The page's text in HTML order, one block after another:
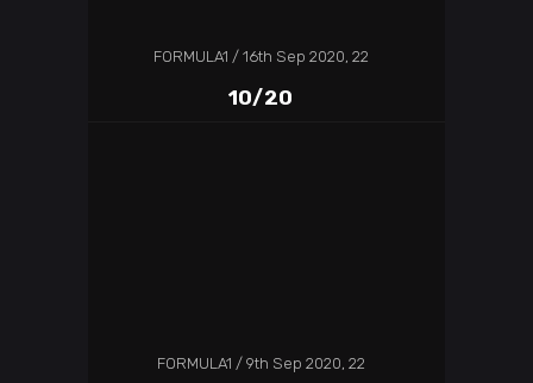
FORMULA1 16th Sep 2020, 22
10/20
FORMULA1 9th Sep 2020, 22